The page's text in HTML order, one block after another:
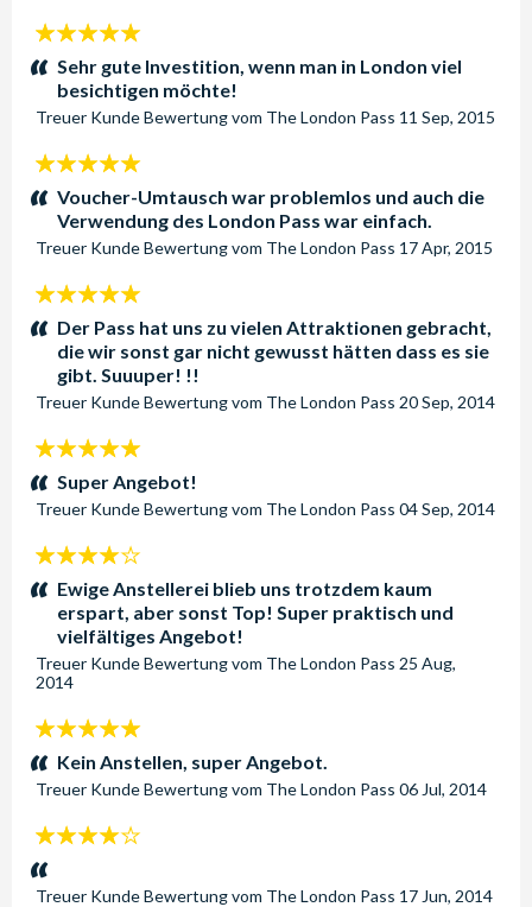
5
Sterne:Sehr gute Investition, wenn man in London viel
besichtigen möchte!
Treuer KundeBewertung vom The London Pass 11 Sep, 2015
5
Sterne:Voucher-Umtausch war problemlos und auch die
Verwendung des London Pass war einfach.
Treuer KundeBewertung vom The London Pass 17 Apr, 2015
5
Sterne:Der Pass hat uns zu vielen Attraktionen gebracht,
die wir sonst gar nicht gewusst hätten dass es sie
gibt. Suuuper! !!
Treuer KundeBewertung vom The London Pass 20 Sep, 2014
5
Sterne:Super Angebot!
Treuer KundeBewertung vom The London Pass 04 Sep, 2014
4
Sterne:
Ewige Anstellerei blieb uns trotzdem kaum
erspart, aber sonst Top! Super praktisch und
vielfältiges Angebot!
Treuer KundeBewertung vom The London Pass 25 Aug,
2014
5
Sterne:Kein Anstellen, super Angebot.
Treuer KundeBewertung vom The London Pass 06 Jul, 2014
4
Sterne:
Treuer KundeBewertung vom The London Pass 17 Jun, 2014